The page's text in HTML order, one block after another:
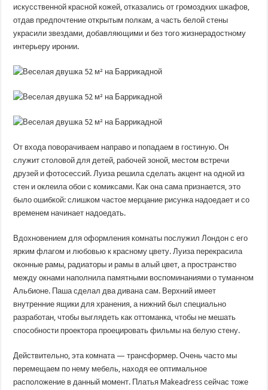
искусственной красной кожей, отказались от громоздких шкафов,
отдав предпочтение открытым полкам, а часть белой стены
украсили звездами, добавляющими и без того жизнерадостному
интерьеру иронии.
От входа поворачиваем направо и попадаем в гостиную. Он
служит столовой для детей, рабочей зоной, местом встречи
друзей и фотосессий. Луиза решила сделать акцент на одной из
стен и оклеила обои с комиксами. Как она сама признается, это
было ошибкой: слишком частое мерцание рисунка надоедает и со
временем начинает надоедать.
Вдохновением для оформления комнаты послужил Лондон с его
ярким флагом и любовью к красному цвету. Луиза перекрасила
оконные рамы, радиаторы и рамы в алый цвет, а пространство
между окнами наполнила памятными воспоминаниями о туманном
Альбионе. Паша сделал два дивана сам. Верхний имеет
внутренние ящики для хранения, а нижний был специально
разработан, чтобы выглядеть как оттоманка, чтобы не мешать
способности проектора проецировать фильмы на белую стену.
Действительно, эта комната — трансформер. Очень часто мы
перемещаем по нему мебель, находя ее оптимальное
расположение в данный момент. Платья Makeadress сейчас тоже